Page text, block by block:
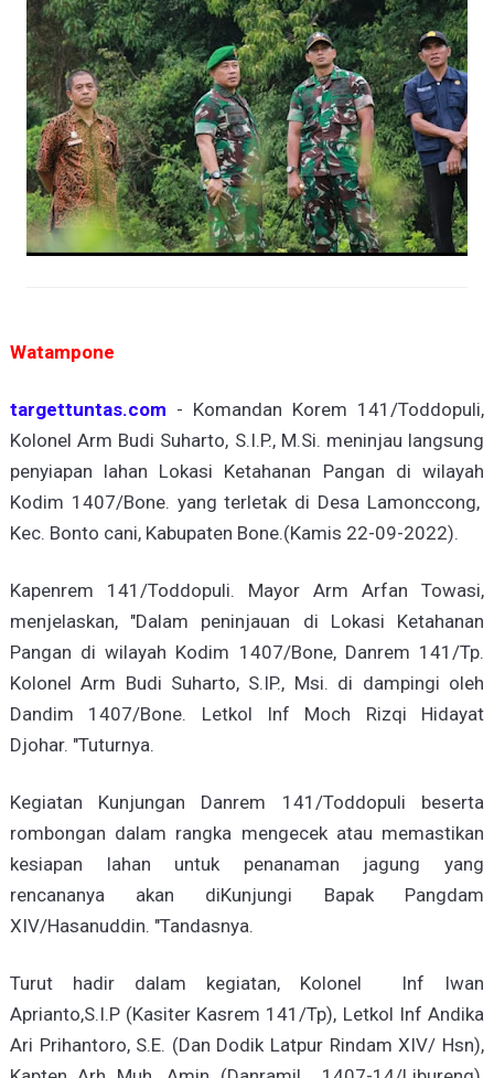
Watampone
targettuntas.com - Komandan Korem 141/Toddopuli,
Kolonel Arm Budi Suharto, S.I.P., M.Si. meninjau langsung
penyiapan lahan Lokasi Ketahanan Pangan di wilayah
Kodim 1407/Bone. yang terletak di Desa Lamonccong,
Kec. Bonto cani, Kabupaten Bone.(Kamis 22-09-2022).
Kapenrem 141/Toddopuli. Mayor Arm Arfan Towasi,
menjelaskan, "Dalam peninjauan di Lokasi Ketahanan
Pangan di wilayah Kodim 1407/Bone, Danrem 141/Tp.
Kolonel Arm Budi Suharto, S.IP., Msi. di dampingi oleh
Dandim 1407/Bone. Letkol Inf Moch Rizqi Hidayat
Djohar. "Tuturnya.
Kegiatan Kunjungan Danrem 141/Toddopuli beserta
rombongan dalam rangka mengecek atau memastikan
kesiapan lahan untuk penanaman jagung yang
rencananya akan diKunjungi Bapak Pangdam
XIV/Hasanuddin. "Tandasnya.
Turut hadir dalam kegiatan, Kolonel Inf Iwan
Aprianto,S.I.P (Kasiter Kasrem 141/Tp), Letkol Inf Andika
Ari Prihantoro, S.E. (Dan Dodik Latpur Rindam XIV/ Hsn),